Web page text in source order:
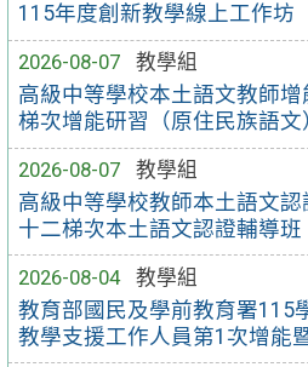
115年度創新教學線上工作坊
2026-08-07
教學組
高級中等學校本土語文教師
梯次增能研習（原住民族語文
2026-08-07
教學組
高級中等學校教師本土語文
十二梯次本土語文認證輔導班
2026-08-04
教學組
教育部國民及學前教育署115
教學支援工作人員第1次增能